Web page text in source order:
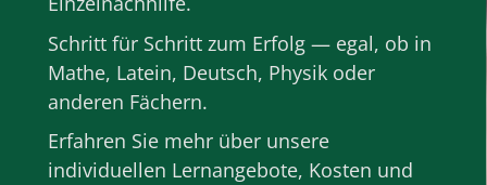
Schritt für Schritt zum Erfolg — egal, ob in
Mathe, Latein, Deutsch, Physik oder
anderen Fächern.
Erfahren Sie mehr über unsere
individuellen Lernangebote, Kosten und